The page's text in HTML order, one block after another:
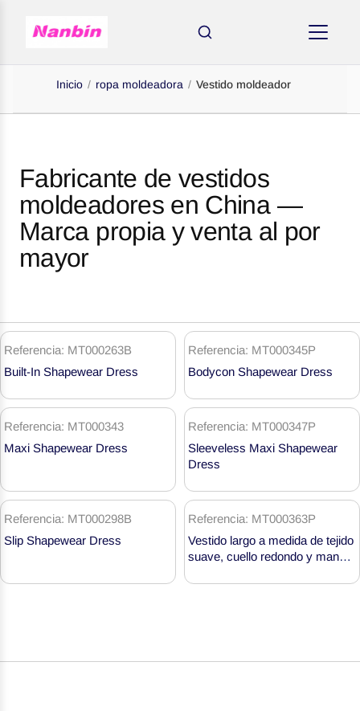
Inicio / ropa moldeadora / Vestido moldeador
Fabricante de vestidos
moldeadores en China —
Marca propia y venta al por
mayor
Productos
de
ropa
Referencia: MT000263B
Built-In Shapewear Dress
Referencia: MT000345P
Bodycon Shapewear Dress
Referencia: MT000343
Maxi Shapewear Dress
Referencia: MT000347P
Sleeveless Maxi Shapewear
Dress
Referencia: MT000298B
Slip Shapewear Dress
Referencia: MT000363P
Vestido largo a medida de tejido
suave, cuello redondo y manga